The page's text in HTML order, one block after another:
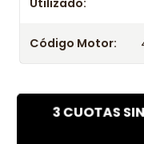
Kit De Embrague
Utilizado:
Código Motor:
3 CUOTAS